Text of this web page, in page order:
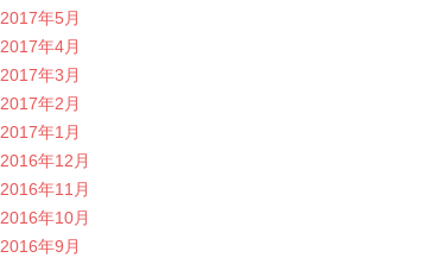
2017年5月
2017年4月
2017年3月
2017年2月
2017年1月
2016年12月
2016年11月
2016年10月
2016年9月